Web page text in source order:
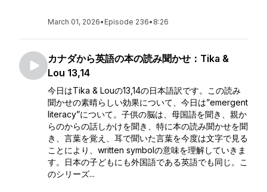
March 01, 2026• Episode 236• 8:26
カナダから英語の本の読み聞かせ：Tika &
Lou 13,14
今日はTika & Louの13,14の日本語訳です。この読み
聞かせの素晴らしい効果について、今日は”emergent
literacy”について。子供の脳は、母国語を聞き、親か
らのからの話しかけを聞き、特に本の読み聞かせを聞
き、言葉を覚え、耳で聞いた言葉を今度は文字で見る
ことにより、written symbolの意味を理解していきま
す。日本の子どもにも外国語である英語でも同じ。こ
のシリーズ...